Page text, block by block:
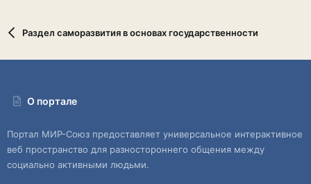
Раздел саморазвития в основах государственности
О портале
Портал МИР-Союз предоставляет универсальное интерактивное
веб пространство для разностороннего общения между
социально активными людьми.